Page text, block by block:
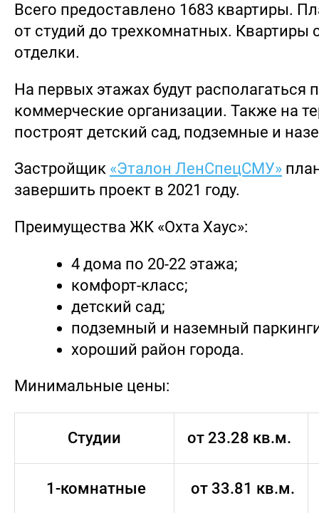
Всего предоставлено 1683 квартиры.
от студий до трехкомнатных. Квартиры
отделки.
На первых этажах будут располагаться
коммерческие организации. Также на
построят детский сад, подземные и
Застройщик «Эталон ЛенСпецСМУ»
завершить проект в 2021 году.
Преимущества ЖК «Охта Хаус»:
4 дома по 20-22 этажа;
комфорт-класс;
детский сад;
подземный и наземный
хороший район города.
Минимальные цены:
Студии от 23.28 кв.м.
1-комнатные от 33.81 кв.м.